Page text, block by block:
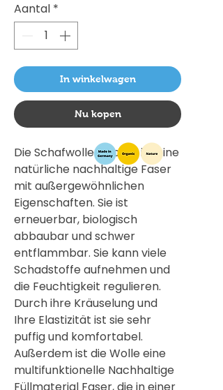
Aantal *
In winkelwagen
Nu kopen
Die Schafwolle (Wolle) ist eine
natürliche nachhaltige Faser
mit außergewöhnlichen
Eigenschaften. Sie ist
erneuerbar, biologisch
abbaubar und schwer
entflammbar. Sie kann viele
Schadstoffe aufnehmen und
die Feuchtigkeit regulieren.
Durch ihre Kräuselung und
Ihre Elastizität ist sie sehr
puffig und komfortabel.
Außerdem ist die Wolle eine
multifunktionelle Nachhaltige